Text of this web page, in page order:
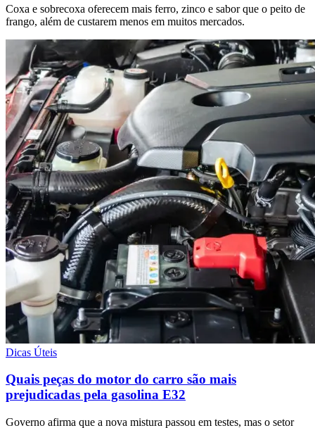
Coxa e sobrecoxa oferecem mais ferro, zinco e sabor que o peito de
frango, além de custarem menos em muitos mercados.
Dicas Úteis
Quais peças do motor do carro são mais
prejudicadas pela gasolina E32
Governo afirma que a nova mistura passou em testes, mas o setor